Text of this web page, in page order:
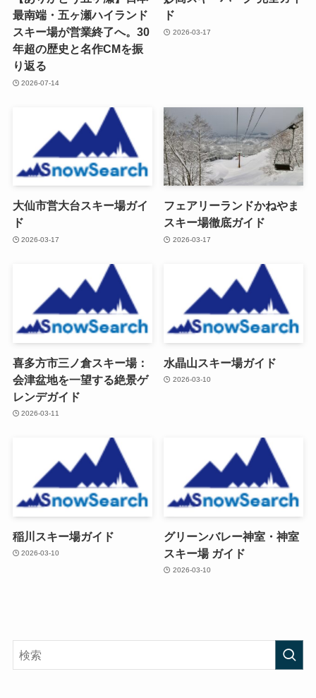
最南端・五ヶ瀬ハイランド
スキー場が営業終了へ。30
年超の歴史と名作CMを振
り返る
2026-07-14
ド
2026-03-17
大仙市営大台スキー場ガイ
ド
2026-03-17
フェアリーランドかねやま
スキー場徹底ガイド
2026-03-17
喜多方市三ノ倉スキー場：
会津盆地を一望する絶景ゲ
レンデガイド
2026-03-11
水晶山スキー場ガイド
2026-03-10
稲川スキー場ガイド
2026-03-10
グリーンバレー神室・神室
スキー場 ガイド
2026-03-10